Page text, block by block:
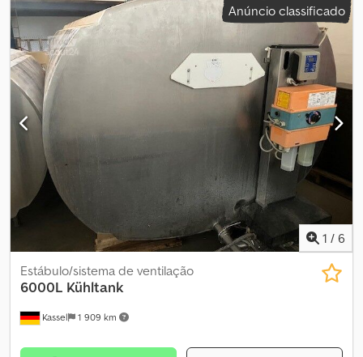
Anúncio classificado
1 / 6
Kassel 1 909 km
Estábulo/sistema de ventilação
6000L Kühltank